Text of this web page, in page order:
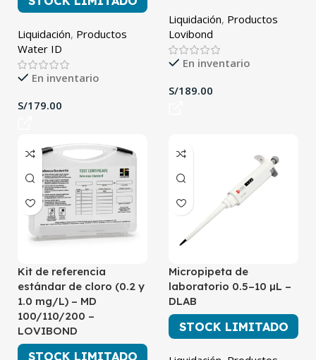
Liquidación, Productos
Water ID
En inventario
S/
Liquidación, Productos
Lovibond
En inventario
S/
Kit de referencia
estándar de cloro (0.2 y
1.0 mg/L) – MD
100/110/200 –
LOVIBOND
STOCK LIMITADO
Micropipeta de
laboratorio 0.5–10 µL –
DLAB
STOCK LIMITADO